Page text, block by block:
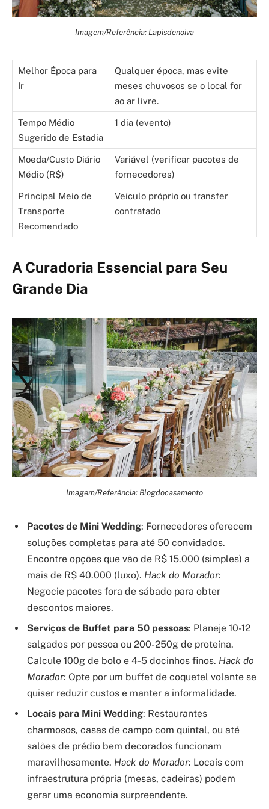
Imagem/Referência: Lapisdenoiva
Melhor Época para
Ir
Qualquer época, mas evite
meses chuvosos se o local for
ao ar livre.
Tempo Médio
Sugerido de Estadia
1 dia (evento)
Moeda/Custo Diário
Médio (R$)
Variável (verificar pacotes de
fornecedores)
Principal Meio de
Transporte
Recomendado
Veículo próprio ou transfer
contratado
A Curadoria Essencial para Seu
Grande Dia
Imagem/Referência: Blogdocasamento
Pacotes de Mini Wedding: Fornecedores oferecem
soluções completas para até 50 convidados.
Encontre opções que vão de R$ 15.000 (simples) a
mais de R$ 40.000 (luxo). Hack do Morador:
Negocie pacotes fora de sábado para obter
descontos maiores.
Serviços de Buffet para 50 pessoas: Planeje 10-12
salgados por pessoa ou 200-250g de proteína.
Calcule 100g de bolo e 4-5 docinhos finos. Hack do
Morador: Opte por um buffet de coquetel volante se
quiser reduzir custos e manter a informalidade.
Locais para Mini Wedding: Restaurantes
charmosos, casas de campo com quintal, ou até
salões de prédio bem decorados funcionam
maravilhosamente. Hack do Morador: Locais com
infraestrutura própria (mesas, cadeiras) podem
gerar uma economia surpreendente.